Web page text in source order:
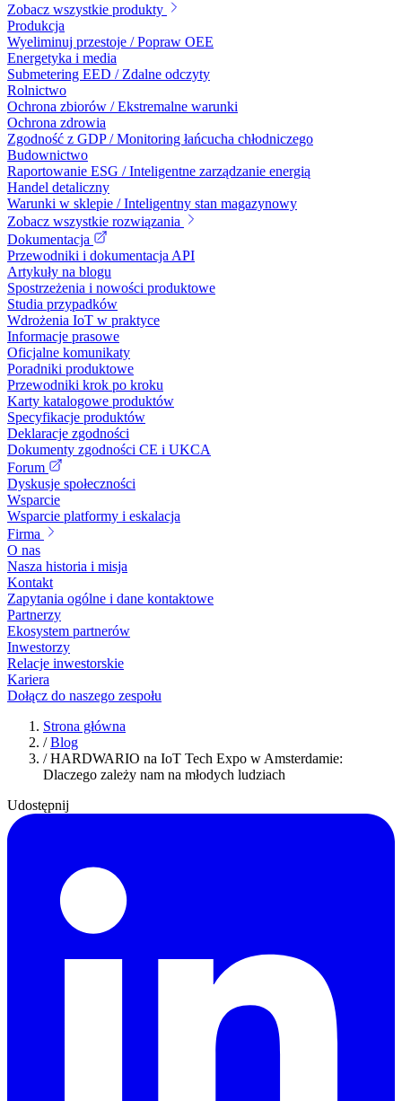
Zobacz wszystkie produkty
Produkcja
Wyeliminuj przestoje / Popraw OEE
Energetyka i media
Submetering EED / Zdalne odczyty
Rolnictwo
Ochrona zbiorów / Ekstremalne warunki
Ochrona zdrowia
Zgodność z GDP / Monitoring łańcucha chłodniczego
Budownictwo
Raportowanie ESG / Inteligentne zarządzanie energią
Handel detaliczny
Warunki w sklepie / Inteligentny stan magazynowy
Zobacz wszystkie rozwiązania
Dokumentacja
Przewodniki i dokumentacja API
Artykuły na blogu
Spostrzeżenia i nowości produktowe
Studia przypadków
Wdrożenia IoT w praktyce
Informacje prasowe
Oficjalne komunikaty
Poradniki produktowe
Przewodniki krok po kroku
Karty katalogowe produktów
Specyfikacje produktów
Deklaracje zgodności
Dokumenty zgodności CE i UKCA
Forum
Dyskusje społeczności
Wsparcie
Wsparcie platformy i eskalacja
Firma
O nas
Nasza historia i misja
Kontakt
Zapytania ogólne i dane kontaktowe
Partnerzy
Ekosystem partnerów
Inwestorzy
Relacje inwestorskie
Kariera
Dołącz do naszego zespołu
Strona główna
/ Blog
/ HARDWARIO na IoT Tech Expo w Amsterdamie:
Dlaczego zależy nam na młodych ludziach
Udostępnij